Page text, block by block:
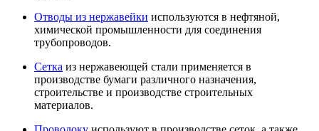
Отводы из нержавейки используются в нефтяной,
химической промышленности для соединения
трубопроводов.
Сетка из нержавеющей стали применяется в
производстве бумаги различного назначения,
строительстве и производстве строительных
материалов.